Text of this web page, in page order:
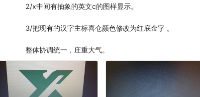
2/x中间有抽象的英文c的图样显示。
3/把现有的汉字主标喜仓颜色修改为红底金字 。
整体协调统一，庄重大气。